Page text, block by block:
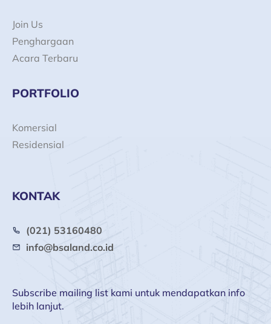
Join Us
Penghargaan
Acara Terbaru
PORTFOLIO
Komersial
Residensial
KONTAK
(021) 53160480
info@bsaland.co.id
Subscribe mailing list kami untuk mendapatkan info
lebih lanjut.